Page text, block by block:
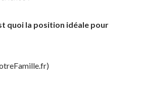
quoi la position idéale pour